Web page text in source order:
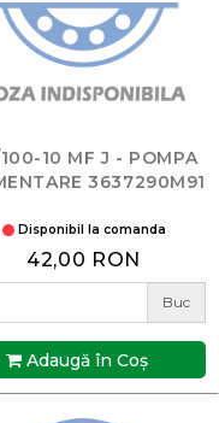
10 MF J - POMPA
3637290M91
Disponibil la comanda
42,00 RON
Buc
Adaugă în Coş